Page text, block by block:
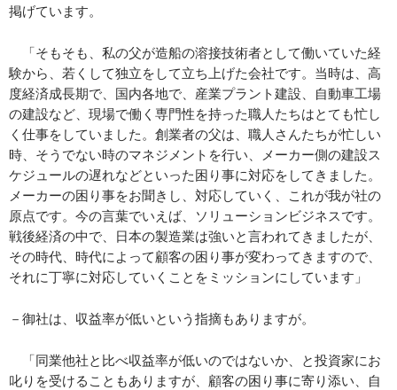
掲げています。
「そもそも、私の父が造船の溶接技術者として働いていた経
験から、若くして独立をして立ち上げた会社です。当時は、高
度経済成長期で、国内各地で、産業プラント建設、自動車工場
の建設など、現場で働く専門性を持った職人たちはとても忙し
く仕事をしていました。創業者の父は、職人さんたちが忙しい
時、そうでない時のマネジメントを行い、メーカー側の建設ス
ケジュールの遅れなどといった困り事に対応をしてきました。
メーカーの困り事をお聞きし、対応していく、これが我が社の
原点です。今の言葉でいえば、ソリューションビジネスです。
戦後経済の中で、日本の製造業は強いと言われてきましたが、
その時代、時代によって顧客の困り事が変わってきますので、
それに丁寧に対応していくことをミッションにしています」
－御社は、収益率が低いという指摘もありますが。
「同業他社と比べ収益率が低いのではないか、と投資家にお
叱りを受けることもありますが、顧客の困り事に寄り添い、自